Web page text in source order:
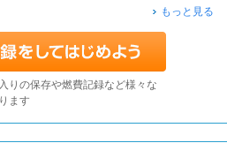
もっと見る
りの保存や燃費記録など様々な
ます